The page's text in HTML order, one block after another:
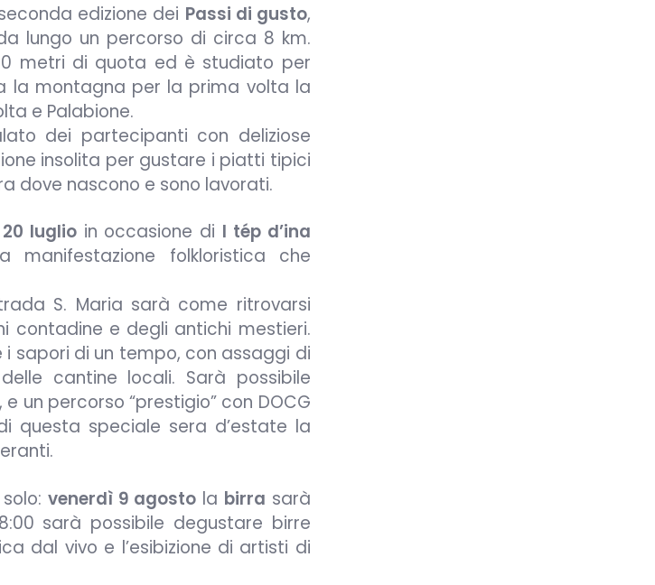
edizione dei Passi di gusto,
lungo un percorso di circa 8 km.
metri di quota ed è studiato per
la montagna per la prima volta la
e Palabione.
dei partecipanti con deliziose
insolita per gustare i piatti tipici
dove nascono e sono lavorati.
20 luglioin occasione di I tép d’ina
manifestazione folkloristica che
S. Maria sarà come ritrovarsi
contadine e degli antichi mestieri.
sapori di un tempo, con assaggi di
cantine locali. Sarà possibile
un percorso “prestigio” con DOCG
questa speciale sera d’estate la
venerdì 9 agosto la birra sarà
sarà possibile degustare birre
dal vivo e l’esibizione di artisti di